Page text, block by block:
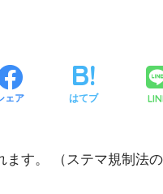
ェア はてブ
す。 （ステマ規制法